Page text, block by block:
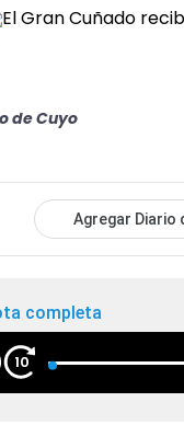
de Cuyo
Agregar Diario
completa
10